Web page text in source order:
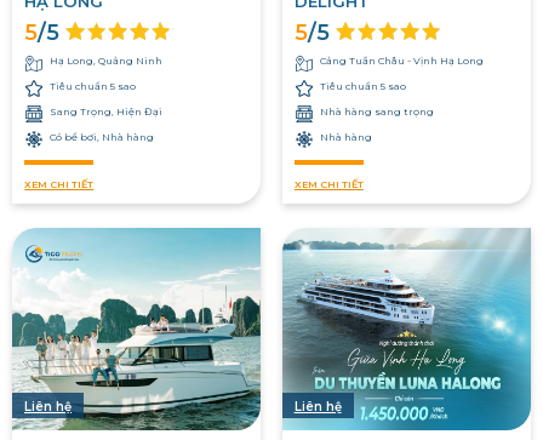
5/5
Hạ Long, Quảng Ninh
Tiêu chuẩn 5 sao
Sang Trọng, Hiện Đại
Có bể bơi, Nhà hàng
XEM CHI TIẾT
5/5
Cảng Tuần Châu - Vịnh Hạ Long
Tiêu chuẩn 5 sao
Nhà hàng sang trọng
Nhà hàng
XEM CHI TIẾT
Liên hệ Liên hệ